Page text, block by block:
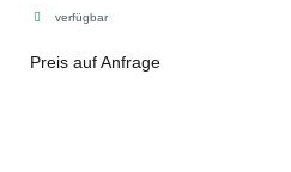
verfügbar
Preis auf Anfrage